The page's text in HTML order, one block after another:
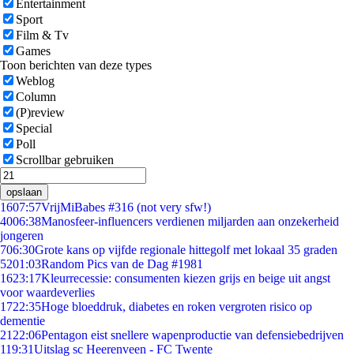
Entertainment
Sport
Film & Tv
Games
Toon berichten van deze types
Weblog
Column
(P)review
Special
Poll
Scrollbar gebruiken
opslaan
1607:57VrijMiBabes #316 (not very sfw!)
4006:38Manosfeer-influencers verdienen miljarden aan onzekerheid
jongeren
706:30Grote kans op vijfde regionale hittegolf met lokaal 35 graden
5201:03Random Pics van de Dag #1981
1623:17Kleurrecessie: consumenten kiezen grijs en beige uit angst
voor waardeverlies
1722:35Hoge bloeddruk, diabetes en roken vergroten risico op
dementie
21 22:06Pentagon eist snellere wapenproductie van defensiebedrijven
119:31Uitslag sc Heerenveen - FC Twente